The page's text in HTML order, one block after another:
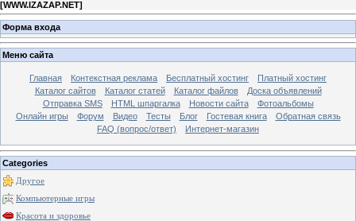
[WWW.IZAZAP.NET]
Форма входа
Меню сайта
Главная Контекстная реклама Бесплатный хостинг
Платный хостинг
Каталог сайтов
Каталог статей Каталог файлов
Доска объявлений
Отправка SMS
HTML шпаргалка Новости сайта
Фотоальбомы
Онлайн игры
Форум Видео Тесты Блог Гостевая книга
Обратная связь
FAQ (вопрос/ответ)
Интернет-магазин
Categories
Другое
Компьютерные игры
Красота и здоровье